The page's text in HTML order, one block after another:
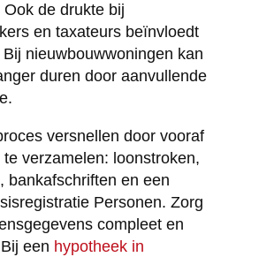
Ook de drukte bij
en taxateurs beïnvloedt
nieuwbouwwoningen kan
duren door aanvullende
versnellen door vooraf
verzamelen: loonstroken,
bankafschriften en een
Personen. Zorg
compleet en
een hypotheek in